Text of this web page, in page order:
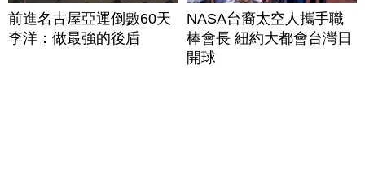
前進名古屋亞運倒數60天
李洋：做最強的後盾
NASA台裔太空人攜手職
棒會長 紐約大都會台灣日
開球